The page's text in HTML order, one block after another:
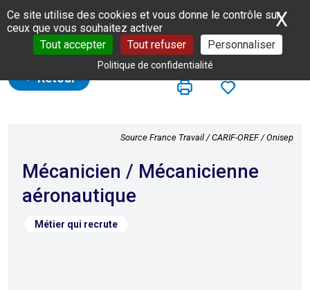
Panneau de gestion des cookies
Ce site utilise des cookies et vous donne le contrôle sur
ceux que vous souhaitez activer
Tout accepter
Tout refuser Personnaliser
Politique de confidentialité
X
Retour
Source France Travail / CARIF-OREF / Onisep
Mécanicien / Mécanicienne
aéronautique
Métier qui recrute